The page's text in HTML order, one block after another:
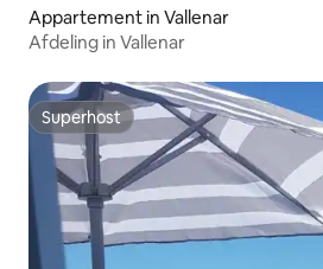
Appartement in Vallenar
Afdeling in Vallenar
Superhost
Superhost